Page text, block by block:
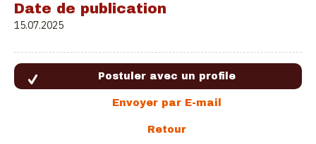
Date de publication
15.07.2025